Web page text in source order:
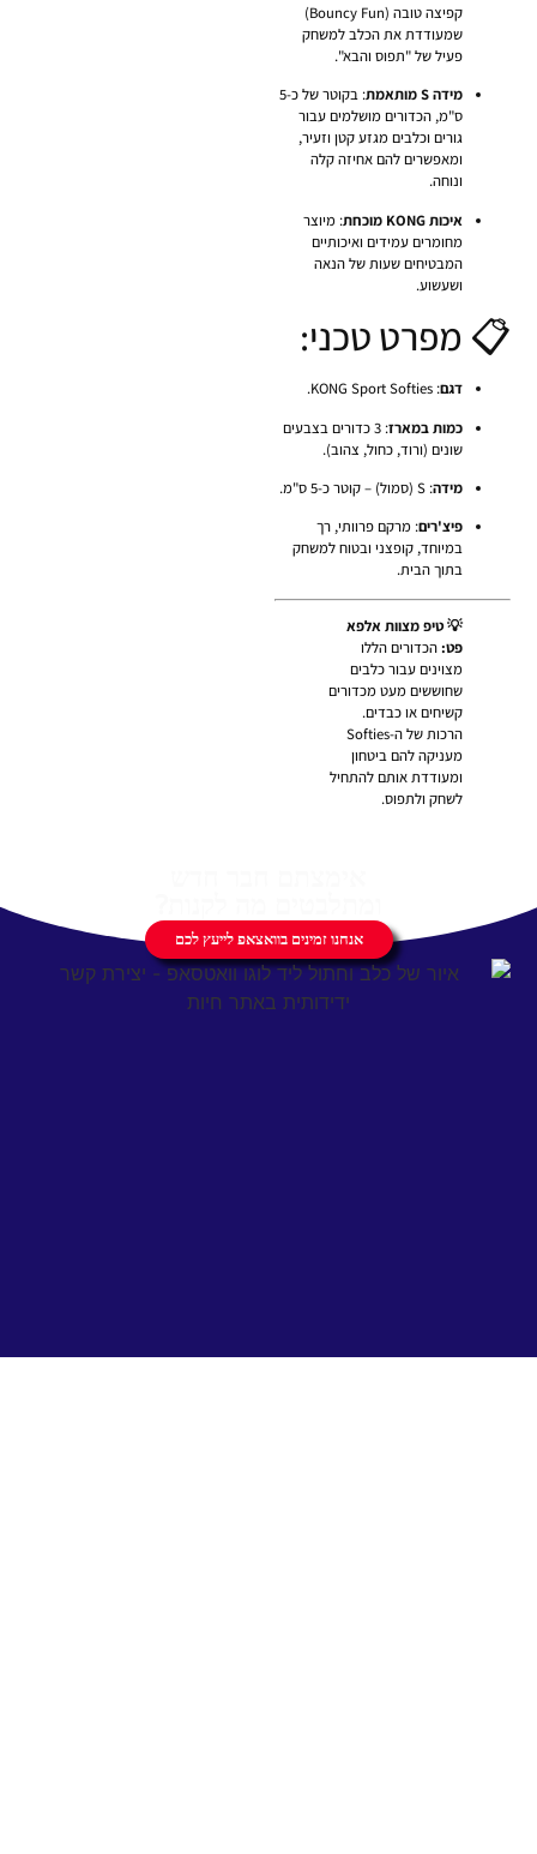
קפיצה טובה (Bouncy Fun)
שמעודדת את הכלב למשחק
פעיל של "תפוס והבא".
מידה S מותאמת
: בקוטר של כ-5
ס"מ, הכדורים מושלמים עבור
גורים וכלבים מגזע קטן וזעיר,
ומאפשרים להם אחיזה קלה
ונוחה.
איכות KONG מוכחת
: מיוצר
מחומרים עמידים ואיכותיים
המבטיחים שעות של הנאה
ושעשוע.
📋 מפרט טכני:
דגם: KONG Sport Softies.
כמות במארז
: 3 כדורים בצבעים
שונים (ורוד, כחול, צהוב).
מידה: S (סמול) – קוטר כ-5 ס"מ.
פיצ'רים: מרקם פרוותי, רך
במיוחד, קופצני ובטוח למשחק
בתוך הבית.
💡 טיפ מצוות אלפא
פט:הכדורים הללו
מצוינים עבור כלבים
שחוששים מעט מכדורים
קשיחים או כבדים.
הרכות של ה-Softies
מעניקה להם ביטחון
ומעודדת אותם להתחיל
לשחק ולתפוס.
אנחנו זמינים בוואצאפ לייעץ לכם